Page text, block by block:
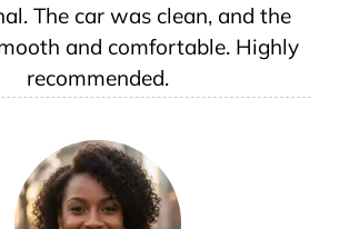
The car was clean, and the
and comfortable. Highly
recommended.